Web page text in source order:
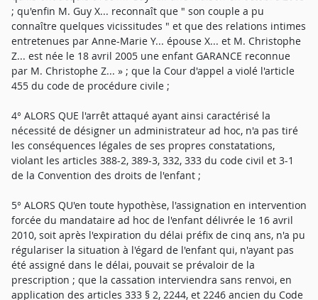
; qu'enfin M. Guy X... reconnaît que " son couple a pu
connaître quelques vicissitudes " et que des relations intimes
entretenues par Anne-Marie Y... épouse X... et M. Christophe
Z... est née le 18 avril 2005 une enfant GARANCE reconnue
par M. Christophe Z... » ; que la Cour d'appel a violé l'article
455 du code de procédure civile ;
4° ALORS QUE l'arrêt attaqué ayant ainsi caractérisé la
nécessité de désigner un administrateur ad hoc, n'a pas tiré
les conséquences légales de ses propres constatations,
violant les articles 388-2, 389-3, 332, 333 du code civil et 3-1
de la Convention des droits de l'enfant ;
5° ALORS QU'en toute hypothèse, l'assignation en intervention
forcée du mandataire ad hoc de l'enfant délivrée le 16 avril
2010, soit après l'expiration du délai préfix de cinq ans, n'a pu
régulariser la situation à l'égard de l'enfant qui, n'ayant pas
été assigné dans le délai, pouvait se prévaloir de la
prescription ; que la cassation interviendra sans renvoi, en
application des articles 333 § 2, 2244, et 2246 ancien du Code